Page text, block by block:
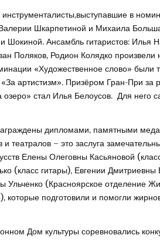
в
Шкарпетиной и Михаила
Шокиной. Ансамбль гитаристов: Илья
Поляков, Родион Колядко
«Художественное слово» были
артистизм». Призёром Гран-При за
стал Илья Белоусов. Для него
дипломами, памятными
и театралов – это заслуга
Елены Олеговны Касьяновой
(класс гитары), Евгении
Ульченко (Красноярское отделение
которые подготовили и помогли
Дом культуры соревновались